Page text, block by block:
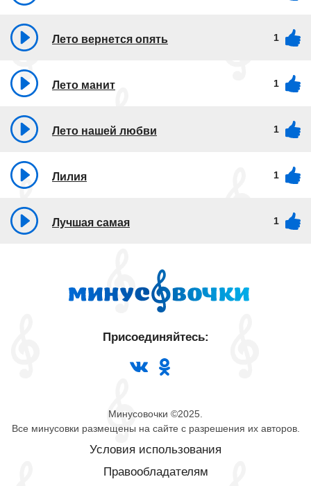
Лето вернется опять 1
Лето манит 1
Лето нашей любви 1
Лилия 1
Лучшая самая 1
Минусовочки ©2025.
Все минусовки размещены на сайте с разрешения их авторов.
Условия использования
Правообладателям
Присоединяйтесь: